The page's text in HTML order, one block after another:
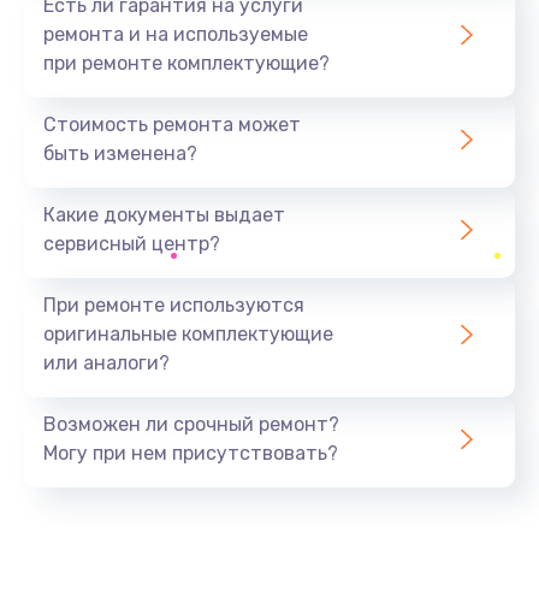
Есть ли гарантия на услуги
ремонта и на используемые
при ремонте комплектующие?
Стоимость ремонта может
быть изменена?
Какие документы выдает
сервисный центр?
При ремонте используются
оригинальные комплектующие
или аналоги?
Возможен ли срочный ремонт?
Могу при нем присутствовать?